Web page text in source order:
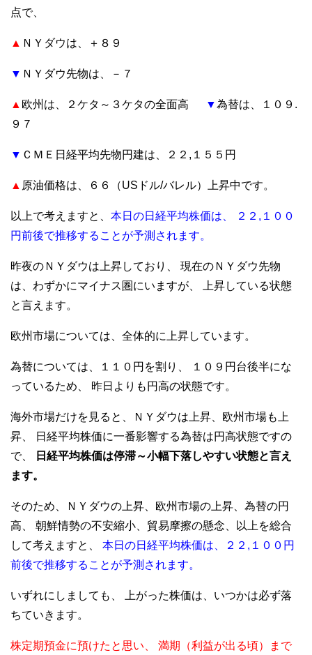
点で、
▲ ＮＹダウは、＋８９
▼ ＮＹダウ先物は、－７
▲ 欧州は、２ケタ～３ケタの全面高 ▼為替は、１０９.
９７
▼ ＣＭＥ日経平均先物円建は、２２,１５５円
▲ 原油価格は、６６（USドル/バレル）上昇中です。
以上で考えますと、 本日の日経平均株価は、
２２,１００
円前後で推移することが予測されます。
昨夜のＮＹダウは上昇しており、
現在のＮＹダウ先物
は、わずかにマイナス圏にいますが、
上昇している状態
と言えます。
欧州市場については、全体的に上昇しています。
為替については、１１０円を割り、
１０９円台後半にな
っているため、
昨日よりも円高の状態です。
海外市場だけを見ると、ＮＹダウは上昇、欧州市場も上
昇、
日経平均株価に一番影響する為替は円高状態ですの
で、
日経平均株価は停滞～小幅下落しやすい状態と言え
ます。
そのため、ＮＹダウの上昇、欧州市場の上昇、為替の円
高、
朝鮮情勢の不安縮小、貿易摩擦の懸念、以上を総合
して考えますと、
本日の日経平均株価は、２２,１００円
前後で推移することが予測されます。
いずれにしましても、
上がった株価は、いつかは必ず落
ちていきます。
株定期預金に預けたと思い、
満期（利益が出る頃）まで